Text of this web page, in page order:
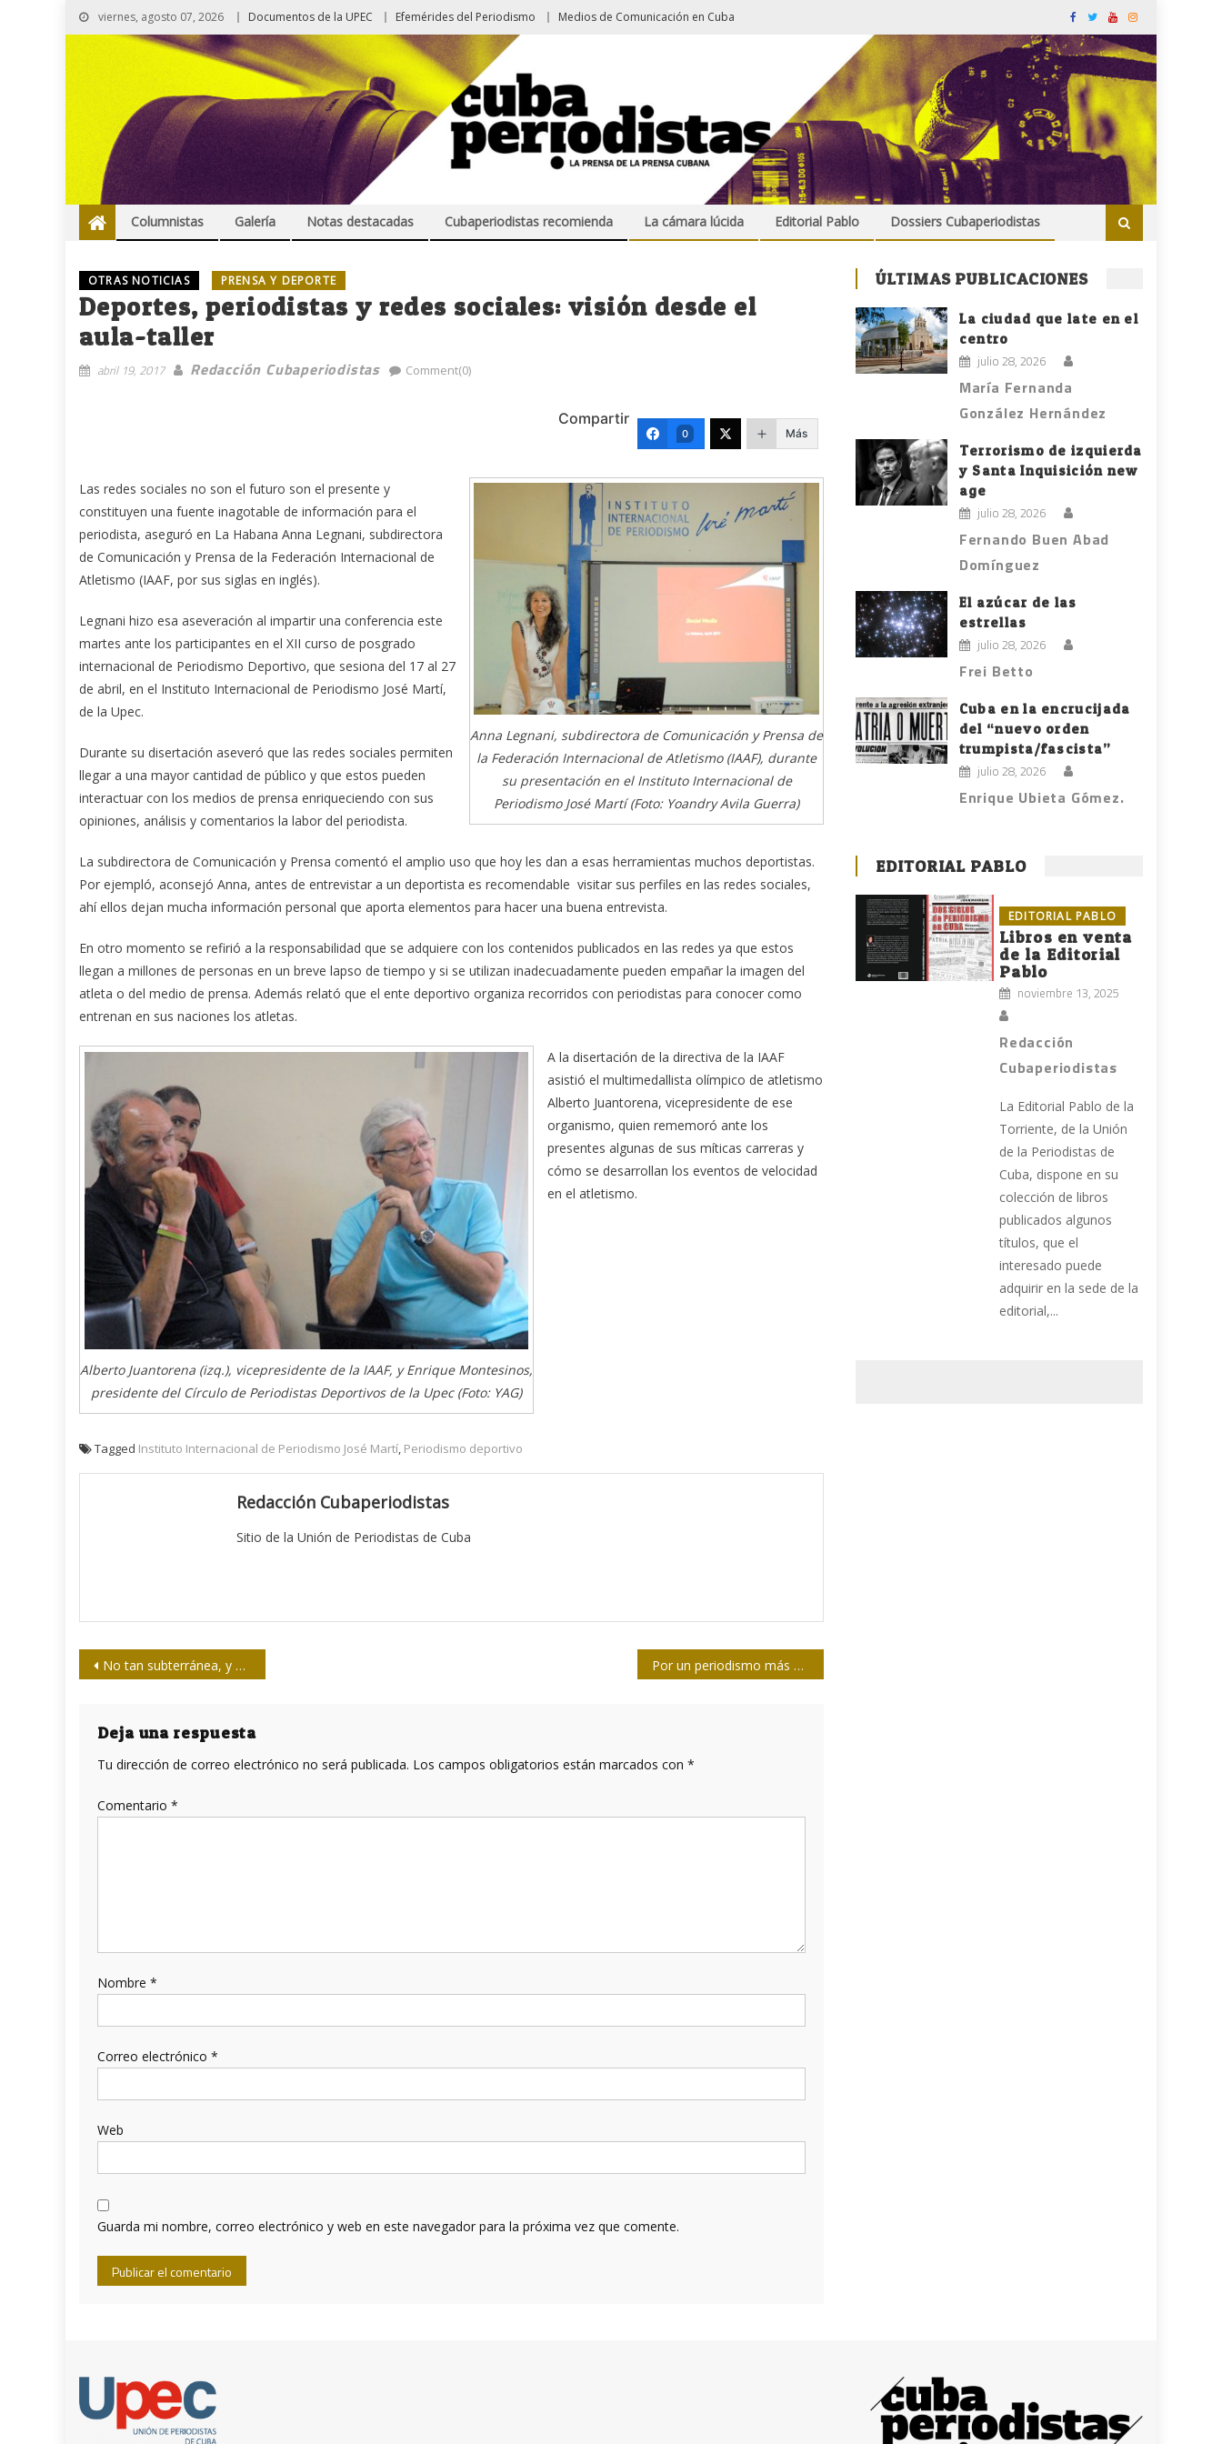
viernes, agosto 07, 2026 Documentos de la UPEC Efemérides del Periodismo Medios de Comunicación en Cuba
Columnistas Galería Notas destacadas Cubaperiodistas recomienda La cámara lúcida Editorial Pablo Dossiers Cubaperiodistas
OTRAS NOTICIAS PRENSA Y DEPORTE
Deportes, periodistas y redes sociales: visión desde el
aula-taller
abril 19, 2017 Redacción Cubaperiodistas Comment(0)
Compartir
0 Más
Anna Legnani, subdirectora de Comunicación y Prensa de
la Federación Internacional de Atletismo (IAAF), durante
su presentación en el Instituto Internacional de
Periodismo José Martí (Foto: Yoandry Avila Guerra)
Las redes sociales no son el futuro son el presente y
constituyen una fuente inagotable de información para el
periodista, aseguró en La Habana Anna Legnani, subdirectora
de Comunicación y Prensa de la Federación Internacional de
Atletismo (IAAF, por sus siglas en inglés).
Legnani hizo esa aseveración al impartir una conferencia este
martes ante los participantes en el XII curso de posgrado
internacional de Periodismo Deportivo, que sesiona del 17 al 27
de abril, en el Instituto Internacional de Periodismo José Martí,
de la Upec.
Durante su disertación aseveró que las redes sociales permiten
llegar a una mayor cantidad de público y que estos pueden
interactuar con los medios de prensa enriqueciendo con sus
opiniones, análisis y comentarios la labor del periodista.
La subdirectora de Comunicación y Prensa comentó el amplio uso que hoy les dan a esas herramientas muchos deportistas.
Por ejempló, aconsejó Anna, antes de entrevistar a un deportista es recomendable visitar sus perfiles en las redes sociales,
ahí ellos dejan mucha información personal que aporta elementos para hacer una buena entrevista.
En otro momento se refirió a la responsabilidad que se adquiere con los contenidos publicados en las redes ya que estos
llegan a millones de personas en un breve lapso de tiempo y si se utilizan inadecuadamente pueden empañar la imagen del
atleta o del medio de prensa. Además relató que el ente deportivo organiza recorridos con periodistas para conocer como
entrenan en sus naciones los atletas.
Alberto Juantorena (izq.), vicepresidente de la IAAF, y Enrique Montesinos,
presidente del Círculo de Periodistas Deportivos de la Upec (Foto: YAG)
A la disertación de la directiva de la IAAF
asistió el multimedallista olímpico de atletismo
Alberto Juantorena, vicepresidente de ese
organismo, quien rememoró ante los
presentes algunas de sus míticas carreras y
cómo se desarrollan los eventos de velocidad
en el atletismo.
Tagged Instituto Internacional de Periodismo José Martí, Periodismo deportivo
Redacción Cubaperiodistas
Sitio de la Unión de Periodistas de Cuba
Navegación
entradas
No tan subterránea, y más peligrosa Por un periodismo más cercano a los intereses de la población
Deja una respuesta
Tu dirección de correo electrónico no será publicada. Los campos obligatorios están marcados con *
Comentario *
Nombre *
Correo electrónico *
Web
Guarda mi nombre, correo electrónico y web en este navegador para la próxima vez que comente.
ÚLTIMAS PUBLICACIONES
La ciudad que late en el
centro
julio 28, 2026
María Fernanda
González Hernández
Terrorismo de izquierda
y Santa Inquisición new
age
julio 28, 2026
Fernando Buen Abad
Domínguez
El azúcar de las
estrellas
julio 28, 2026
Frei Betto
Cuba en la encrucijada
del “nuevo orden
trumpista/fascista”
julio 28, 2026
Enrique Ubieta Gómez.
EDITORIAL PABLO
EDITORIAL PABLO
Libros en venta
de la Editorial
Pablo
noviembre 13, 2025
Redacción
Cubaperiodistas
La Editorial Pablo de la
Torriente, de la Unión
de la Periodistas de
Cuba, dispone en su
colección de libros
publicados algunos
títulos, que el
interesado puede
adquirir en la sede de la
editorial,...